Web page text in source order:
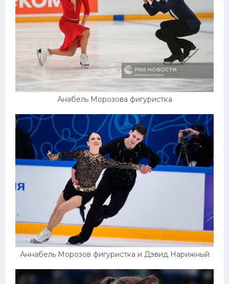
Анабель Морозова фигуристка
Аннабель Морозов фигуристка и Дэвид Нарижный